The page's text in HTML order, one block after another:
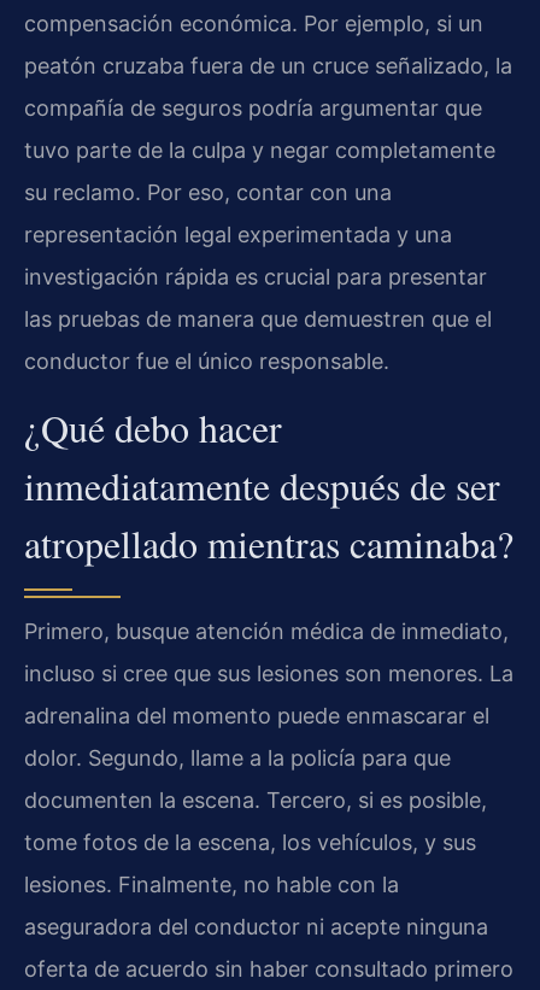
compensación económica. Por ejemplo, si un
peatón cruzaba fuera de un cruce señalizado, la
compañía de seguros podría argumentar que
tuvo parte de la culpa y negar completamente
su reclamo. Por eso, contar con una
representación legal experimentada y una
investigación rápida es crucial para presentar
las pruebas de manera que demuestren que el
conductor fue el único responsable.
¿Qué debo hacer
inmediatamente después de ser
atropellado mientras caminaba?
Primero, busque atención médica de inmediato,
incluso si cree que sus lesiones son menores. La
adrenalina del momento puede enmascarar el
dolor. Segundo, llame a la policía para que
documenten la escena. Tercero, si es posible,
tome fotos de la escena, los vehículos, y sus
lesiones. Finalmente, no hable con la
aseguradora del conductor ni acepte ninguna
oferta de acuerdo sin haber consultado primero